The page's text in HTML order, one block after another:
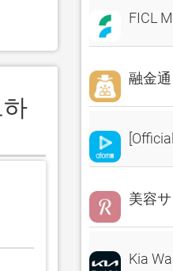
FICL
融金通
美容
Kia